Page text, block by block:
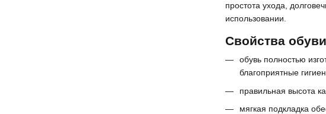
простота ухода,
использовании.
Свойства
обувь полностью
благоприятные
правильная высота
мягкая подкладка